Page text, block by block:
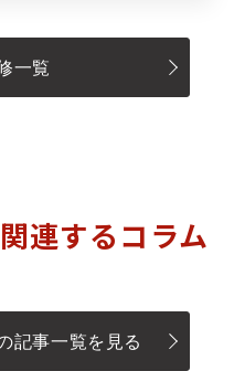
一覧
連するコラム
記事一覧を見る